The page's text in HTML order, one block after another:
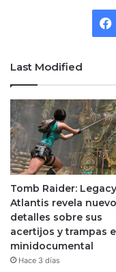
Last Modified
Tomb Raider:
Atlantis revela
detalles sobre sus
acertijos y trampas
minidocumental
Hace 3 días